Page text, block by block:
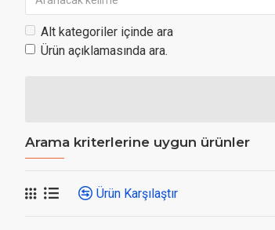
Alt kategoriler içinde ara
Ürün açıklamasında ara.
Arama kriterlerine uygun ürünler
Ürün Karşılaştır